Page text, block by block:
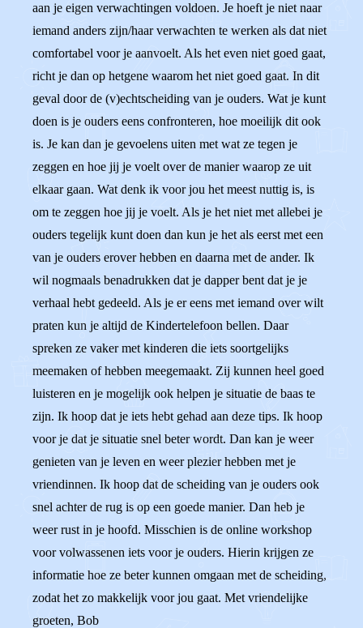
aan je eigen verwachtingen voldoen. Je hoeft je niet naar
iemand anders zijn/haar verwachten te werken als dat niet
comfortabel voor je aanvoelt. Als het even niet goed gaat,
richt je dan op hetgene waarom het niet goed gaat. In dit
geval door de (v)echtscheiding van je ouders. Wat je kunt
doen is je ouders eens confronteren, hoe moeilijk dit ook
is. Je kan dan je gevoelens uiten met wat ze tegen je
zeggen en hoe jij je voelt over de manier waarop ze uit
elkaar gaan. Wat denk ik voor jou het meest nuttig is, is
om te zeggen hoe jij je voelt. Als je het niet met allebei je
ouders tegelijk kunt doen dan kun je het als eerst met een
van je ouders erover hebben en daarna met de ander. Ik
wil nogmaals benadrukken dat je dapper bent dat je je
verhaal hebt gedeeld. Als je er eens met iemand over wilt
praten kun je altijd de Kindertelefoon bellen. Daar
spreken ze vaker met kinderen die iets soortgelijks
meemaken of hebben meegemaakt. Zij kunnen heel goed
luisteren en je mogelijk ook helpen je situatie de baas te
zijn. Ik hoop dat je iets hebt gehad aan deze tips. Ik hoop
voor je dat je situatie snel beter wordt. Dan kan je weer
genieten van je leven en weer plezier hebben met je
vriendinnen. Ik hoop dat de scheiding van je ouders ook
snel achter de rug is op een goede manier. Dan heb je
weer rust in je hoofd. Misschien is de online workshop
voor volwassenen iets voor je ouders. Hierin krijgen ze
informatie hoe ze beter kunnen omgaan met de scheiding,
zodat het zo makkelijk voor jou gaat. Met vriendelijke
groeten, Bob